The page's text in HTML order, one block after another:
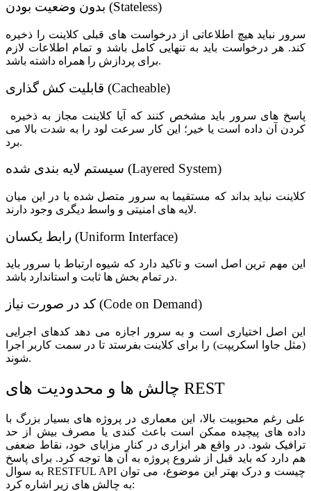
بدون وضعیت بودن (Stateless)
سرور نباید هیچ اطلاعاتی از درخواست های قبلی کلاینت را ذخیره
کند. هر درخواست باید به تنهایی کامل باشد و تمام اطلاعات لازم
برای پردازش را همراه داشته باشد.
قابلیت کش گذاری (Cacheable)
کردن آن داده است یا خیر؛ این کار سرعت لود را به شدت بالا می
برد.
سیستم لایه بندی شده (Layered System)
کلاینت نباید بداند که مستقیما به سرور متصل شده یا در این میان
لایه های امنیتی و واسط دیگری وجود دارند.
رابط یکسان (Uniform Interface)
این مهم ترین اصل است و تاکید دارد که شیوه ارتباط با سرور باید
در تمام بخش ها ثابت و استاندارد باشد.
کد در صورت نیاز (Code on Demand)
این اصل اختیاری است و به سرور اجازه می دهد کدهای اجرایی
(مثل جاوا اسکریپت) را برای کلاینت بفرستد تا در سمت کاربر اجرا
شوند.
چالش ها و محدودیت های REST
علی رغم محبوبیت بالا، این معماری در پروژه های بسیار بزرگ با
داده های پیچیده ممکن است باعث کندی یا مصرف بیش از حد
ترافیک شود. در واقع هر ابزاری در کنار مزایای خود، نقاط ضعفی
هم دارد که باید قبل از شروع پروژه به آن ها توجه کرد. برای پاسخ
به سوال RESTFUL API چیست و درک بهتر این موضوع، می توان
به چالش های زیر اشاره کرد: